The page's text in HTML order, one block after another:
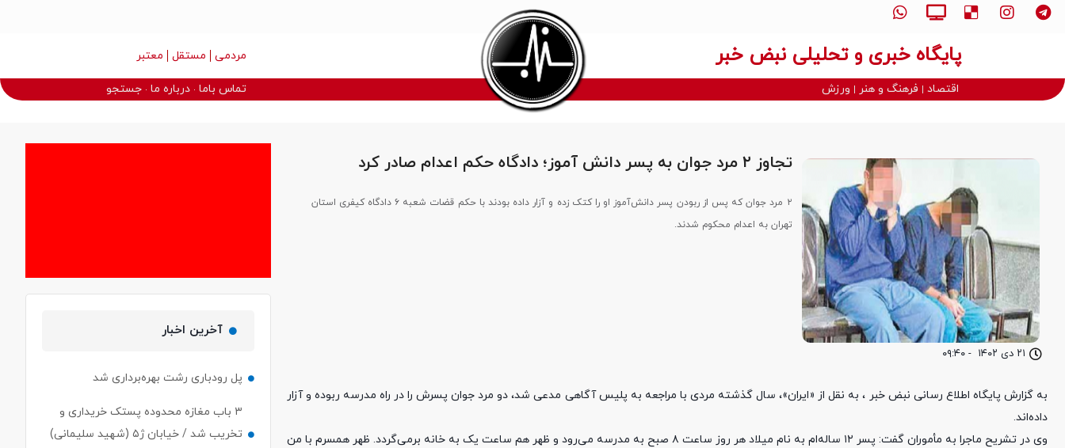
پایگاه خبری و تحلیلی نبض خبر مردمی مستقل معتبر
اقتصاد فرهنگ و هنر ورزش تماس باما درباره ما جستجو
۲۱ دی ۱۴۰۲ - ۰۹:۴۰
تجاوز ۲ مرد جوان به پسر دانش آموز؛ دادگاه حکم اعدام صادر کرد
۲ مرد جوان که پس از ربودن پسر دانش‌آموز او را کتک زده و آزار داده بودند با حکم قضات شعبه ۶ دادگاه کیفری استان
تهران به اعدام محکوم شدند.
به گزارش پایگاه اطلاع رسانی نبض خبر ، به نقل از «ایران»، سال گذشته مردی با مراجعه به پلیس آگاهی مدعی شد، دو مرد جوان پسرش را در راه مدرسه ربوده و آزار
داده‌اند.
وی در تشریح ماجرا به مأموران گفت: پسر ۱۲ ساله‌ام به نام میلاد هر روز ساعت ۸ صبح به مدرسه می‌رود و ظهر هم ساعت یک به خانه برمی‌گردد. ظهر همسرم با من
آخرین اخبار
پل رودباری رشت بهره‌برداری شد
۳ باب مغازه محدوده پستک خریداری و
تخریب شد / خیابان ژ۵ (شهید سلیمانی)